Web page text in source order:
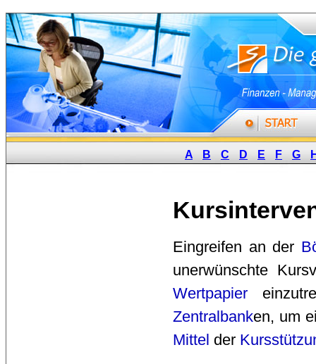
A B C D E F G
Eingreifen an der
unerwünschte
Wertpapier
Zentralbanken, um
Mittel der